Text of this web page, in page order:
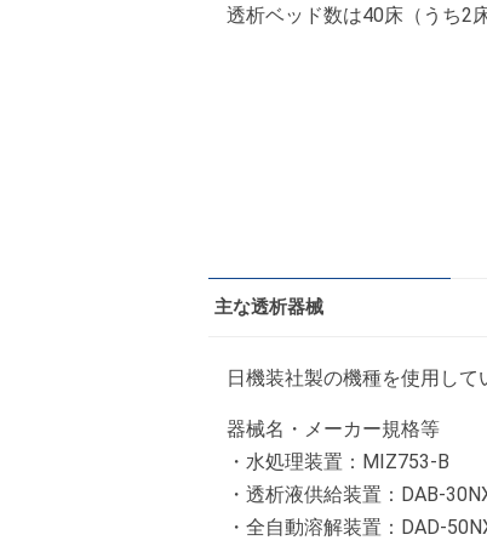
透析ベッド数は40床（うち2
主な透析器械
日機装社製の機種を使用して
器械名・メーカー規格等
・水処理装置：MIZ753-B
・透析液供給装置：DAB-
・全自動溶解装置：DAD-